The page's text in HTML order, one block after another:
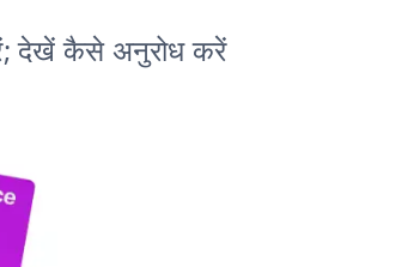
देखें कैसे अनुरोध करें